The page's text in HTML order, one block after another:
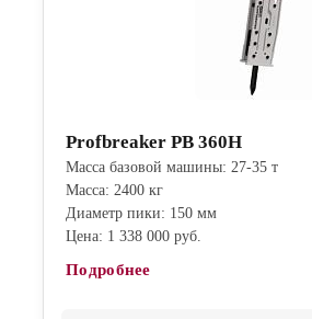
Profbreaker PB 360H
Масса базовой машины: 27-35 т
Масса: 2400 кг
Диаметр пики: 150 мм
Цена: 1 338 000 руб.
Подробнее